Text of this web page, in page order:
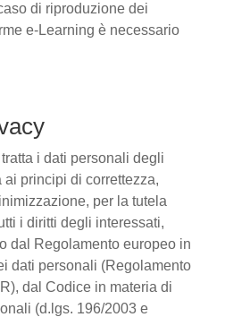
di riproduzione dei
e-Learning è necessario
i dati personali degli
principi di correttezza,
per la tutela
i diritti degli interessati,
dal Regolamento europeo in
dati personali (Regolamento
dal Codice in materia di
(d.lgs. 196/2003 e